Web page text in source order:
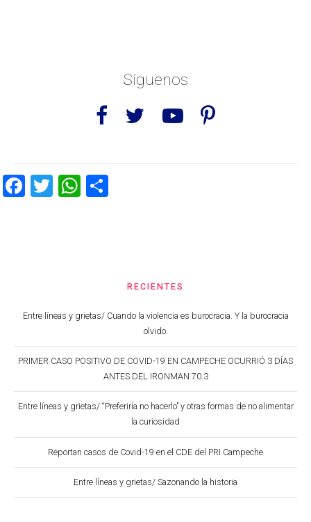
Síguenos
Facebook
TwitterWhatsApp
RECIENTES
Entre líneas y grietas/ Cuando la violencia es burocracia. Y la burocracia
olvido.
PRIMER CASO POSITIVO DE COVID-19 EN CAMPECHE OCURRIÓ 3 DÍAS
ANTES DEL IRONMAN 70.3
Entre líneas y grietas/ “Preferiría no hacerlo” y otras formas de no alimentar
la curiosidad
Reportan casos de Covid-19 en el CDE del PRI Campeche
Entre líneas y grietas/ Sazonando la historia